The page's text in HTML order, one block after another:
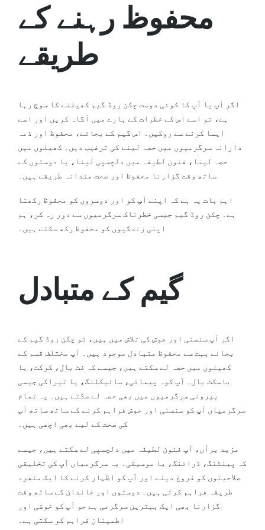
محفوظ رہنے کے
طریقے
اگر آپ یا آپ کا کوئی دوست چکن روڈ گیم کھیلنے کا سوچ رہا
ہے، تو اسے اس کے خطرات کے بارے میں آگاہ کریں اور اسے
ایسا کرنے سے روکیں۔ اس گیم کے بجائے، محفوظ اور ذمہ
دارانہ سرگرمیوں میں حصہ لینے کی ترغیب دیں۔ کھیلوں میں
حصہ لینا، فنون لطیفہ میں دلچسپی لینا، یا دوستوں کے
ساتھ وقت گزارنا محفوظ اور صحت مندانہ طریقے ہیں۔
اہم بات یہ ہے کہ اپنے آپ کو اور دوسروں کو محفوظ رکھنا
ہے۔ چکن روڈ گیم جیسی خطرناک سرگرمیوں سے دور رہ کر، ہم
اپنی زندگیوں کو محفوظ رکھ سکتے ہیں۔
گیم کے متبادل
اگر آپ سنسنی اور جوش کی تلاش میں ہیں، تو چکن روڈ گیم کے
بجائے بہت سے محفوظ متبادل موجود ہیں۔ آپ مختلف قسم کے
کھیلوں میں حصہ لے سکتے ہیں، جیسے کہ فٹ بال، کرکٹ، یا
باسکٹ بال۔ آپ کوہ پیمائی، سائیکلنگ، یا تیراکی جیسی
بیرونی سرگرمیوں میں بھی حصہ لے سکتے ہیں۔ یہ تمام
سرگرمیاں آپ کو سنسنی اور جوش فراہم کرنے کے ساتھ ساتھ آپ
کی صحت کے لیے بھی اچھی ہیں۔
مزید برآں، آپ فنون لطیفہ میں دلچسپی لے سکتے ہیں، جیسے
کہ پینٹنگ، ڈرائنگ، یا موسیقی۔ یہ سرگرمیاں آپ کی تخلیقی
صلاحیتوں کو فروغ دینے اور آپ کو اظہار کرنے کا ایک منفرد
طریقہ فراہم کرتی ہیں۔ دوستوں اور خاندان کے ساتھ وقت
گزارنا بھی ایک بہترین سرگرمی ہے جو آپ کو خوشی اور
اطمینان فراہم کر سکتی ہے۔